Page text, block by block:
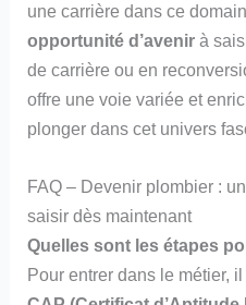
une carrière dans ce
opportunité d’avenir à
de carrière ou en
offre une voie variée et
plonger dans cet univers
FAQ – Devenir plombier :
saisir dès maintenant
Quelles sont les étapes
Pour entrer dans le métier,